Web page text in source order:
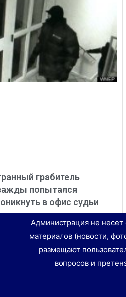
грабитель
попытался
в офис судьи
Администрация не несет
материалов (новости,
размещают
вопросов и